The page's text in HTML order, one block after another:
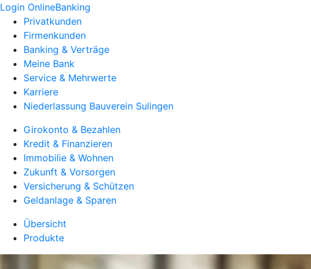
Login OnlineBanking
Privatkunden
Firmenkunden
Banking & Verträge
Meine Bank
Service & Mehrwerte
Karriere
Niederlassung Bauverein Sulingen
Girokonto & Bezahlen
Kredit & Finanzieren
Immobilie & Wohnen
Zukunft & Vorsorgen
Versicherung & Schützen
Geldanlage & Sparen
Übersicht
Produkte